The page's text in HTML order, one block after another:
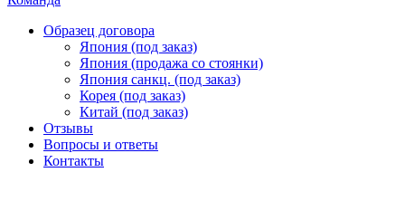
Образец договора
Япония (под заказ)
Япония (продажа со стоянки)
Япония санкц. (под заказ)
Корея (под заказ)
Китай (под заказ)
Отзывы
Вопросы и ответы
Контакты